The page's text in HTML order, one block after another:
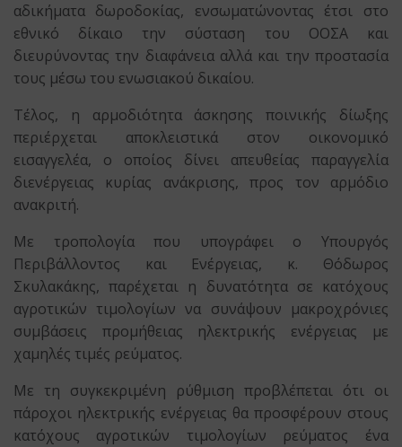
αδικήματα δωροδοκίας, ενσωματώνοντας έτσι στο
εθνικό δίκαιο την σύσταση του ΟΟΣΑ και
διευρύνοντας την διαφάνεια αλλά και την προστασία
τους μέσω του ενωσιακού δικαίου.
Τέλος, η αρμοδιότητα άσκησης ποινικής δίωξης
περιέρχεται αποκλειστικά στον οικονομικό
εισαγγελέα, ο οποίος δίνει απευθείας παραγγελία
διενέργειας κυρίας ανάκρισης, προς τον αρμόδιο
ανακριτή.
Με τροπολογία που υπογράφει ο Υπουργός
Περιβάλλοντος και Ενέργειας, κ. Θόδωρος
Σκυλακάκης, παρέχεται η δυνατότητα σε κατόχους
αγροτικών τιμολογίων να συνάψουν μακροχρόνιες
συμβάσεις προμήθειας ηλεκτρικής ενέργειας με
χαμηλές τιμές ρεύματος.
Με τη συγκεκριμένη ρύθμιση προβλέπεται ότι οι
πάροχοι ηλεκτρικής ενέργειας θα προσφέρουν στους
κατόχους αγροτικών τιμολογίων ρεύματος ένα